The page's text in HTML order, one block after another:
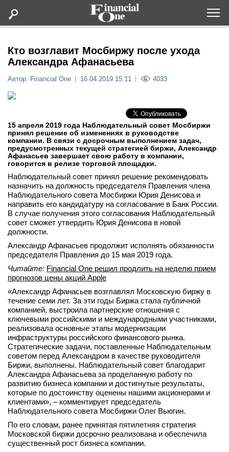
Статьи
Lifestyle
Мероприятия
Новости
Интервью
телеграм
Стать автором
Вход
Кто возглавит Мосбиржу после ухода
Александра Афанасьева
Автор: Financial One 16.04.2019 15:11 4033
15 апреля 2019 года Наблюдательный совет Мосбиржи
принял решение об изменениях в руководстве
компании. В связи с досрочным выполнением задач,
предусмотренных текущей стратегией биржи, Александр
Афанасьев завершает свою работу в компании,
говорится в релизе торговой площадки.
Наблюдательный совет принял решение рекомендовать
назначить на должность председателя Правления члена
Наблюдательного совета Мосбиржи Юрия Денисова и
направить его кандидатуру на согласование в Банк России.
В случае получения этого согласования Наблюдательный
совет сможет утвердить Юрия Денисова в новой
должности.
Александр Афанасьев продолжит исполнять обязанности
председателя Правления до 15 мая 2019 года.
Читайте: Financial One решил продлить на неделю прием
прогнозов цены акций Apple
«Александр Афанасьев возглавлял Московскую биржу в
течение семи лет. За эти годы Биржа стала публичной
компанией, выстроила партнерские отношения с
ключевыми российскими и международными участниками,
реализовала основные этапы модернизации
инфраструктуры российского финансового рынка.
Стратегические задачи, поставленные Наблюдательным
советом перед Александром в качестве руководителя
Биржи, выполнены. Наблюдательный совет благодарит
Александра Афанасьева за проделанную работу по
развитию бизнеса компании и достигнутые результаты,
которые по достоинству оценены нашими акционерами и
клиентами», – комментирует председатель
Наблюдательного совета Мосбиржи Олег Вьюгин.
По его словам, ранее принятая пятилетняя стратегия
Московской биржи досрочно реализована и обеспечила
существенный рост бизнеса компании.